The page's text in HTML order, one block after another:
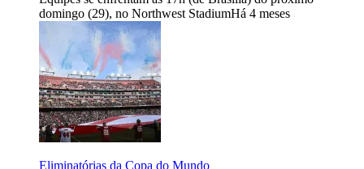
domingo (29), no Northwest StadiumHá 4 meses
Eliminatórias da Copa do Mundo